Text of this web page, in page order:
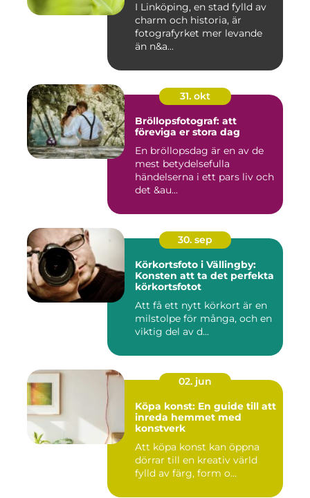
I Linköping, en stad fylld av
charm och historia, är
fotografyrket mer levande
än n&a...
31. okt
Bröllopsfotograf: att
föreviga er stora dag
En bröllopsdag är en av de
mest betydelsefulla
händelserna i ett pars liv och
det &au...
30. sep
Körkortsfoto i Vällingby:
Konsten att ta det perfekta
körkortsfotot
Att få ett nytt körkort är en
milstolpe för många, och en
viktig del av d...
02. jun
Köpa konst: En guide till att
inreda hemmet med
konstverk
Att köpa konst kan öppna
dörrar till en kreativ värld
fylld av färg, form o...